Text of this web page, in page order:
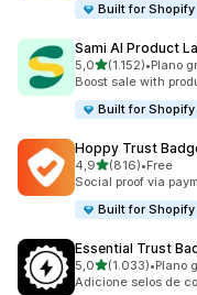
Built for Shopify
Sami AI Product
5,0de 5 estrelas
(1.152)
1152 total de
•Plano
Boost sale with
Built for Shopify
Hoppy Trust
4,9de 5 estrelas
(816)
816 total de•Free
Social proof via
Built for Shopify
Essential Trust
5,0de 5 estrelas
(1.033)
1033 total de•Plano
Adicione selos de